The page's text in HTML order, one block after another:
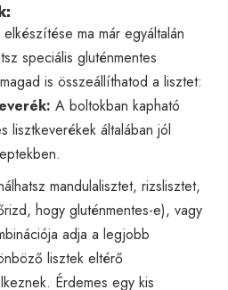
elkészítése ma már egyáltalán
speciális gluténmentes
is összeállíthatod a lisztet:
A boltokban kapható
lisztkeverékek általában jól
mandulalisztet, rizslisztet,
hogy gluténmentes-e), vagy
adja a legjobb
lisztek eltérő
Érdemes egy kis